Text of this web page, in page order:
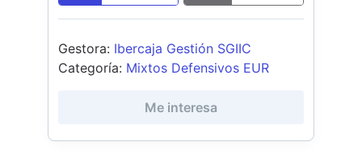
Gestora: Ibercaja Gestión SGIIC
Categoría: Mixtos Defensivos EUR
Me interesa